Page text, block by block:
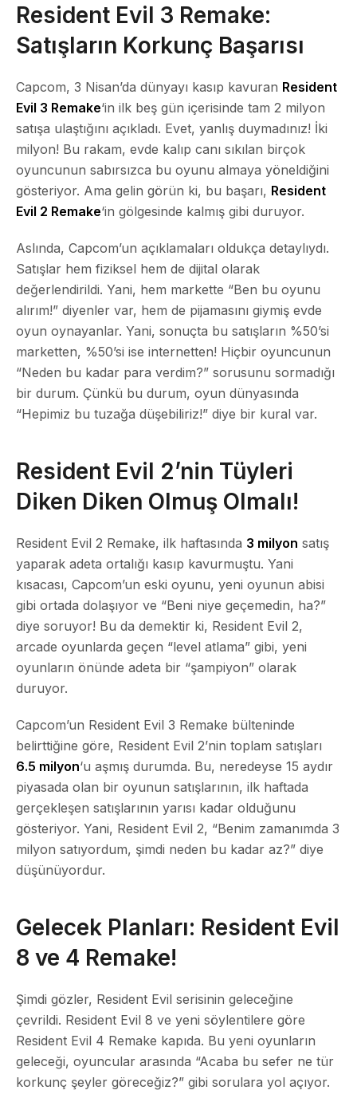
Resident Evil 3 Remake:
Satışların Korkunç Başarısı
Capcom, 3 Nisan’da dünyayı kasıp kavuran Resident
Evil 3 Remake‘in ilk beş gün içerisinde tam 2 milyon
satışa ulaştığını açıkladı. Evet, yanlış duymadınız! İki
milyon! Bu rakam, evde kalıp canı sıkılan birçok
oyuncunun sabırsızca bu oyunu almaya yöneldiğini
gösteriyor. Ama gelin görün ki, bu başarı, Resident
Evil 2 Remake‘in gölgesinde kalmış gibi duruyor.
Aslında, Capcom’un açıklamaları oldukça detaylıydı.
Satışlar hem fiziksel hem de dijital olarak
değerlendirildi. Yani, hem markette “Ben bu oyunu
alırım!” diyenler var, hem de pijamasını giymiş evde
oyun oynayanlar. Yani, sonuçta bu satışların %50’si
marketten, %50’si ise internetten! Hiçbir oyuncunun
“Neden bu kadar para verdim?” sorusunu sormadığı
bir durum. Çünkü bu durum, oyun dünyasında
“Hepimiz bu tuzağa düşebiliriz!” diye bir kural var.
Resident Evil 2’nin Tüyleri
Diken Diken Olmuş Olmalı!
Resident Evil 2 Remake, ilk haftasında 3 milyon satış
yaparak adeta ortalığı kasıp kavurmuştu. Yani
kısacası, Capcom’un eski oyunu, yeni oyunun abisi
gibi ortada dolaşıyor ve “Beni niye geçemedin, ha?”
diye soruyor! Bu da demektir ki, Resident Evil 2,
arcade oyunlarda geçen “level atlama” gibi, yeni
oyunların önünde adeta bir “şampiyon” olarak
duruyor.
Capcom’un Resident Evil 3 Remake bülteninde
belirttiğine göre, Resident Evil 2’nin toplam satışları
6.5 milyon‘u aşmış durumda. Bu, neredeyse 15 aydır
piyasada olan bir oyunun satışlarının, ilk haftada
gerçekleşen satışlarının yarısı kadar olduğunu
gösteriyor. Yani, Resident Evil 2, “Benim zamanımda 3
milyon satıyordum, şimdi neden bu kadar az?” diye
düşünüyordur.
Gelecek Planları: Resident Evil
8 ve 4 Remake!
Şimdi gözler, Resident Evil serisinin geleceğine
çevrildi. Resident Evil 8 ve yeni söylentilere göre
Resident Evil 4 Remake kapıda. Bu yeni oyunların
geleceği, oyuncular arasında “Acaba bu sefer ne tür
korkunç şeyler göreceğiz?” gibi sorulara yol açıyor.